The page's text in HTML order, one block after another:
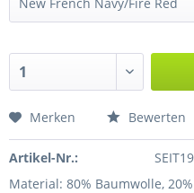
Merken Bewerten
Artikel-Nr.:
Material: 80% Baumwolle,